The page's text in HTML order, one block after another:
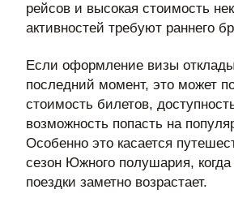
рейсов и высокая стоимость
активностей требуют раннего
Если оформление визы
последний момент, это может
стоимость билетов,
возможность попасть на
Особенно это касается
сезон Южного полушария, когда
поездки заметно возрастает.